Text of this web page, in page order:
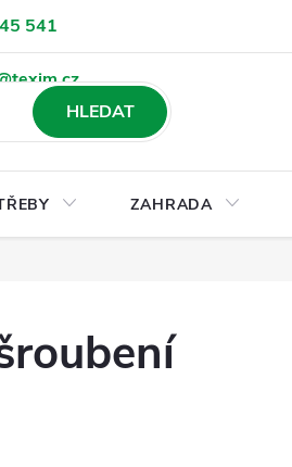
541
Ke stažení
HLEDAT
ZAHRADA